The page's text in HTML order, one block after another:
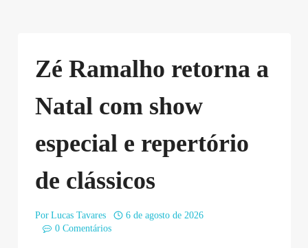
Zé Ramalho retorna a
Natal com show
especial e repertório
de clássicos
Por Lucas Tavares
6 de agosto de 2026
0 Comentários